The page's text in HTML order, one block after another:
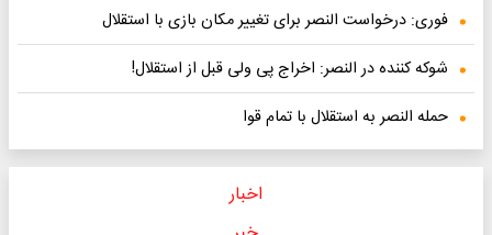
فوری: درخواست النصر برای تغییر مکان بازی با استقلال
شوکه کننده در النصر: اخراج پی ولی قبل از استقلال!
حمله النصر به استقلال با تمام قوا
اخبار